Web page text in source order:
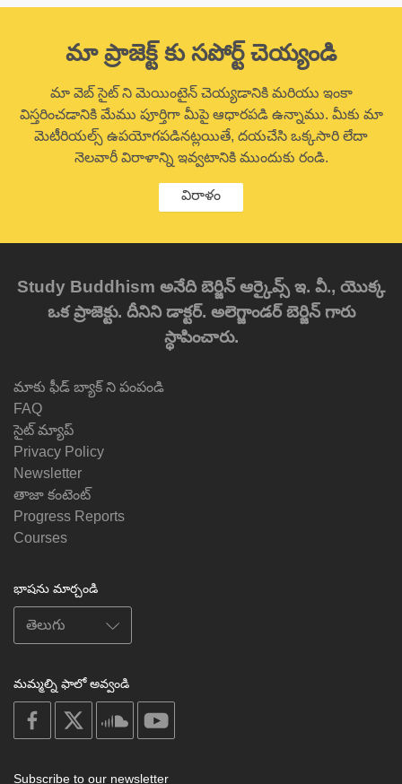
మా ప్రాజెక్ట్ కు సపోర్ట్ చెయ్యండి
మా వెబ్ సైట్ ని మెయింటైన్ చెయ్యడానికి మరియు ఇంకా
విస్తరించడానికి మేము పూర్తిగా మీపై ఆధారపడి ఉన్నాము. మీకు మా
మెటీరియల్స్ ఉపయోగపడినట్లయితే, దయచేసి ఒక్కసారి లేదా
నెలవారీ విరాళాన్ని ఇవ్వటానికి ముందుకు రండి.
విరాళం
Study Buddhism అనేది బెర్జిన్ ఆర్కైవ్స్ ఇ. వీ., యొక్క
ఒక ప్రాజెక్టు. దీనిని డాక్టర్. అలెగ్జాండర్ బెర్జిన్ గారు
స్థాపించారు.
మాకు ఫీడ్ బ్యాక్ ని పంపండి
FAQ
సైట్ మ్యాప్
Privacy Policy
Newsletter
తాజా కంటెంట్
Progress Reports
Courses
భాషను మార్చండి
మమ్మల్ని ఫాలో అవ్వండి
on
facebook
soundcloud
Subscribe to our newsletter